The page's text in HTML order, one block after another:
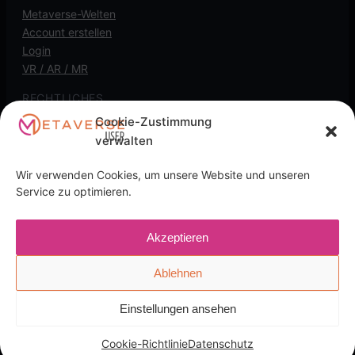
Cookie-Zustimmung
verwalten
Wir verwenden Cookies, um unsere Website und unseren
Service zu optimieren.
Akzeptieren
Ablehnen
Einstellungen ansehen
Cookie-RichtlinieDatenschutz
Metaverse-Welten
Account erstellen
Login
VR / AR / MR
RECHTLICHES
Kontakt
Cookie-Richtlinie
Transparenz-Hinweis: Diese Seite kann
Affiliate-/Partnerlinks enthalten. Wenn du darüber kaufst,
kann eine Provision anfallen, für dich ohne Mehrkosten.